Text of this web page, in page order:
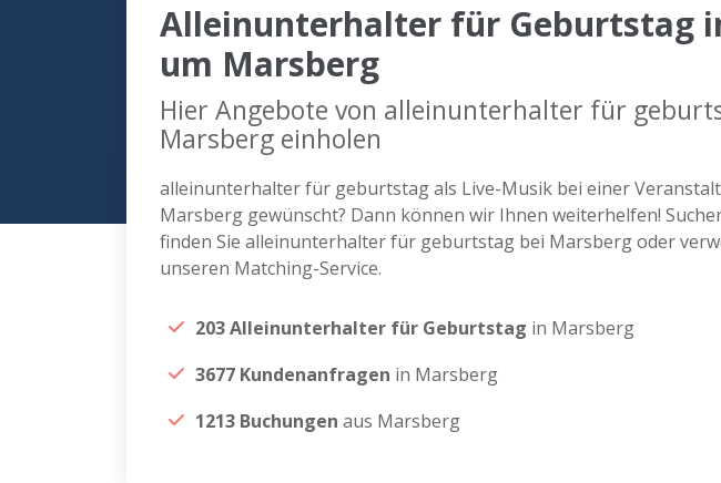
Alleinunterhalter für Geburtstag
um Marsberg
Hier Angebote von alleinunterhalter für
Marsberg einholen
alleinunterhalter für geburtstag als Live-Musik bei einer
Marsberg gewünscht? Dann können wir Ihnen weiterhelfen!
finden Sie alleinunterhalter für geburtstag bei Marsberg oder
unseren Matching-Service.
203 Alleinunterhalter für Geburtstag in Marsberg
3677 Kundenanfragen in Marsberg
1213 Buchungen aus Marsberg